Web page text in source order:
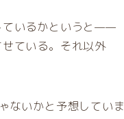
ているかというと——
ている。それ以外
ないかと予想していま